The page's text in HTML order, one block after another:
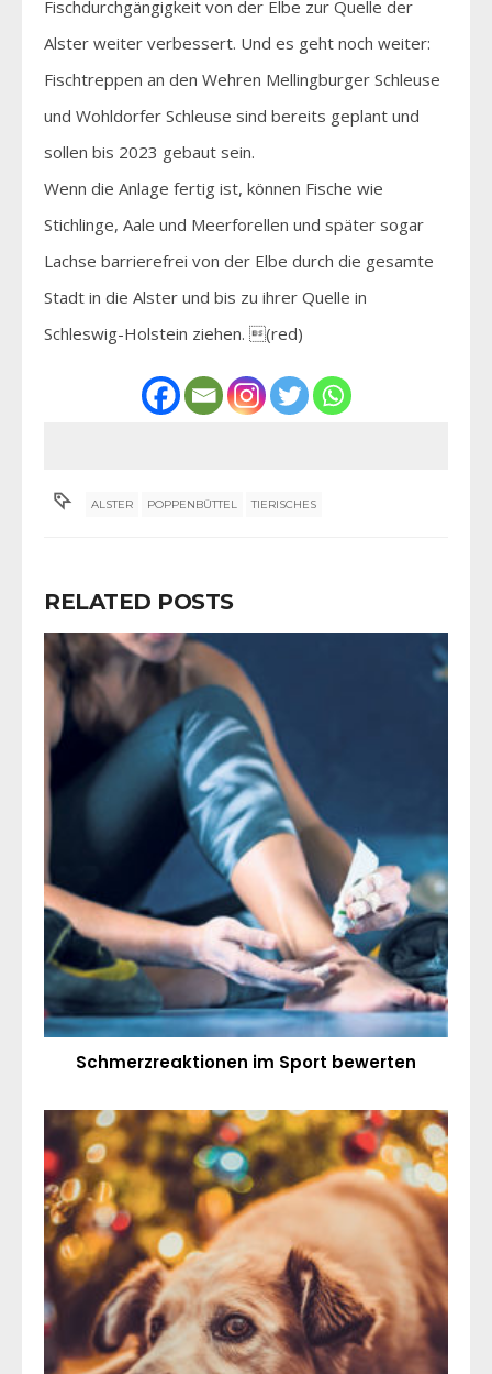
Fischdurchgängigkeit von der Elbe zur Quelle der
Alster weiter verbessert. Und es geht noch weiter:
Fischtreppen an den Wehren Mellingburger Schleuse
und Wohldorfer Schleuse sind bereits geplant und
sollen bis 2023 gebaut sein.
Wenn die Anlage fertig ist, können Fische wie
Stichlinge, Aale und Meerforellen und später sogar
Lachse barrierefrei von der Elbe durch die gesamte
Stadt in die Alster und bis zu ihrer Quelle in
Schleswig-Holstein ziehen. (red)
ALSTER POPPENBÜTTEL TIERISCHES
RELATED POSTS
Schmerzreaktionen im Sport bewerten